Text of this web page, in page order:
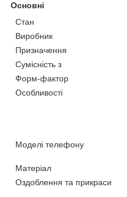
Основні
Стан
Виробник
Призначення
Сумісність з
Форм-фактор
Особливості
Моделі телефону
Матеріал
Оздоблення та прикраси